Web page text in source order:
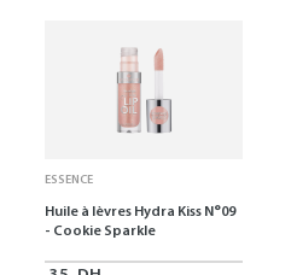
ESSENCE
Huile à lèvres Hydra Kiss N°09
- Cookie Sparkle